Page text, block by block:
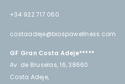
+34 922 717 060
costaadeje@biospawellness.com
GF Gran Costa Adeje*****
Av. de Bruselas, 16, 38660
Costa Adeje,